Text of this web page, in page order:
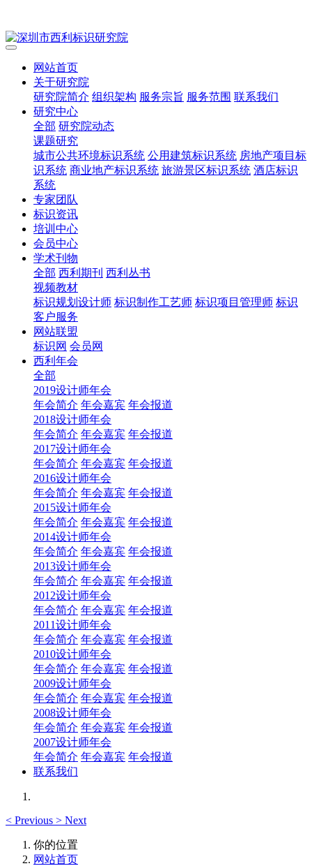
网站首页
关于研究院
研究院简介 组织架构 服务宗旨 服务范围 联系我们
研究中心
全部 研究院动态
课题研究
城市公共环境标识系统 公用建筑标识系统 房地产项目标
识系统 商业地产标识系统 旅游景区标识系统 酒店标识
系统
专家团队
标识资讯
培训中心
会员中心
学术刊物
全部 西利期刊 西利丛书
视频教材
标识规划设计师 标识制作工艺师 标识项目管理师 标识
客户服务
网站联盟
标识网 会员网
西利年会
全部
2019设计师年会
年会简介 年会嘉宾 年会报道
2018设计师年会
年会简介 年会嘉宾 年会报道
2017设计师年会
年会简介 年会嘉宾 年会报道
2016设计师年会
年会简介 年会嘉宾 年会报道
2015设计师年会
年会简介 年会嘉宾 年会报道
2014设计师年会
年会简介 年会嘉宾 年会报道
2013设计师年会
年会简介 年会嘉宾 年会报道
2012设计师年会
年会简介 年会嘉宾 年会报道
2011设计师年会
年会简介 年会嘉宾 年会报道
2010设计师年会
年会简介 年会嘉宾 年会报道
2009设计师年会
年会简介 年会嘉宾 年会报道
2008设计师年会
年会简介 年会嘉宾 年会报道
2007设计师年会
年会简介 年会嘉宾 年会报道
联系我们
< Previous > Next
你的位置
网站首页